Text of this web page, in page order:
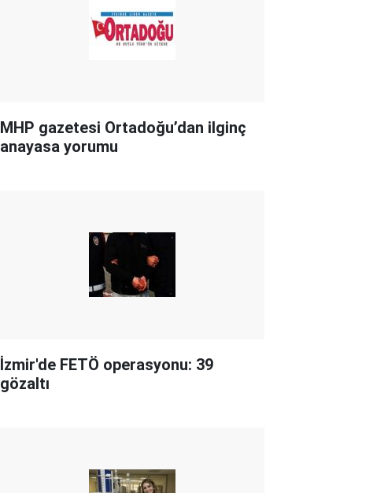
MHP gazetesi Ortadoğu’dan ilginç
anayasa yorumu
İzmir'de FETÖ operasyonu: 39
gözaltı